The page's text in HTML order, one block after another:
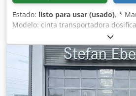
Estado: listo para usar (usado), *
Modelo: cinta transportadora
1700 mm * Ancho de banda: 650
Aifokr * Accionamiento:
stock: 6 unidades.